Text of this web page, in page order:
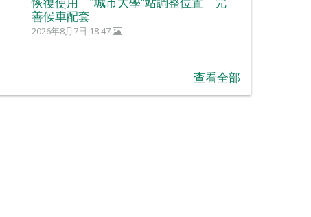
善候車配套
2026年8月7日 18:47
查看全部